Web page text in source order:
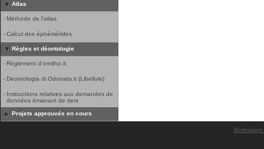
Atlas
- Méthode de l'atlas
- Calcul des éphémérides
Règles et déontologie
- Réglement d'ornitho.it
- Deontologia di Odonata.it (Libellule)
- Instructions relatives aux demandes de
données émanant de tiers
Projets approuvés en cours
Biolovision